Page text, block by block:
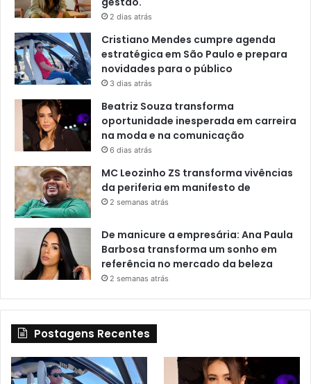
2 dias atrás
Cristiano Mendes cumpre agenda
estratégica em São Paulo e prepara
novidades para o público
3 dias atrás
Beatriz Souza transforma
oportunidade inesperada em carreira
na moda e na comunicação
6 dias atrás
MC Leozinho ZS transforma vivências
da periferia em manifesto de
2 semanas atrás
De manicure a empresária: Ana Paula
Barbosa transforma um sonho em
referência no mercado da beleza
2 semanas atrás
Postagens Recentes